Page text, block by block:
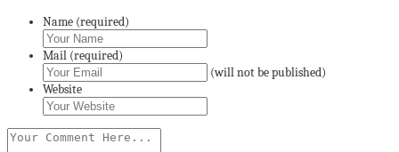
Name (required)
Mail (required)
(will not be published)
Website